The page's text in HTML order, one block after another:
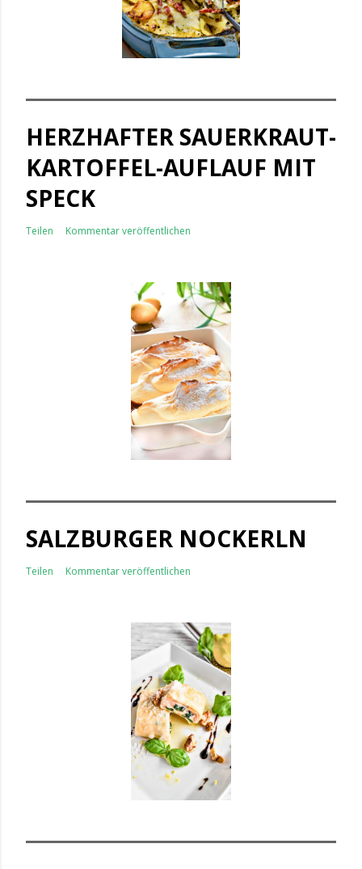
HERZHAFTER SAUERKRAUT-
KARTOFFEL-AUFLAUF MIT
SPECK
Teilen Kommentar veröffentlichen
SALZBURGER NOCKERLN
Teilen Kommentar veröffentlichen